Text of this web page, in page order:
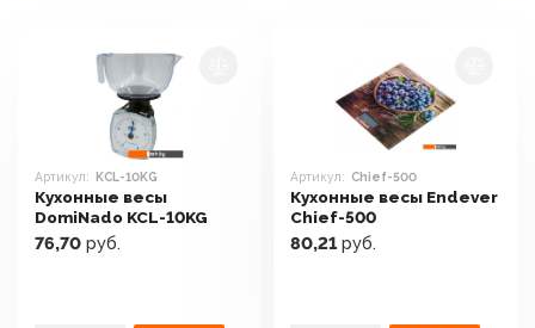
Артикул: KCL-10KG
Кухонные весы
DomiNado KCL-10KG
76,70 руб.
Артикул: Chief-500
Кухонные весы Endever
Chief-500
80,21 руб.